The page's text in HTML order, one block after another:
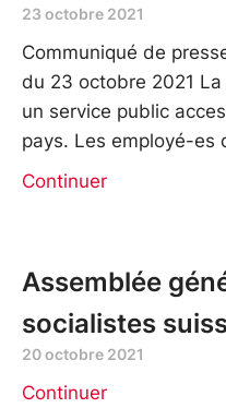
23 octobre 2021
Communiqué de
du 23 octobre 2021
un service public
pays. Les employé-es
Continuer
Assemblée
socialistes
20 octobre 2021
Continuer